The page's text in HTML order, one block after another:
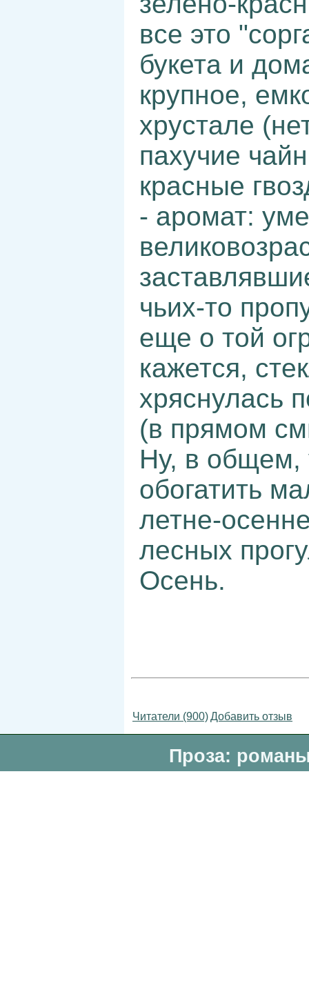
все это
букета и
крупное,
хрустале
пахучие
красные
- аромат:
чьих-то
еще о той
кажется,
хряснулась
(в прямом
Ну, в общем,
обогатить
летне-
лесных
Осень.
Читатели (900)Добавить отзыв
Проза: